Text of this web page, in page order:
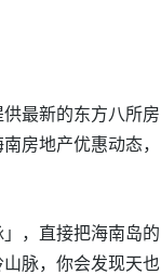
最新的东方八所房
房地产优惠动态，
，直接把海南岛的
脉，你会发现天也